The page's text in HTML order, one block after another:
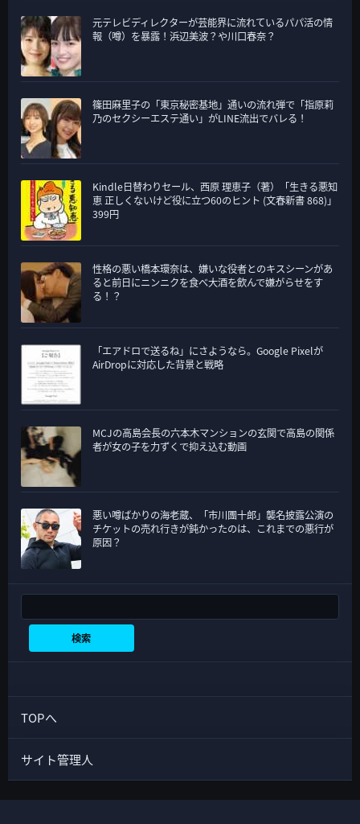
元テレビディレクターが芸能界に流れているパパ活の情
報（噂）を暴露！浜辺美波？や川口春奈？
篠田麻里子の「東京秘密基地」通いの流れ弾で「指原莉
乃のセクシーエステ通い」がLINE流出でバレる！
Kindle日替わりセール、西原 理恵子（著）「生きる悪知
恵 正しくないけど役に立つ60のヒント (文春新書 868)」
399円
性格の悪い橋本環奈は、嫌いな役者とのキスシーンがあ
ると前日にニンニクを食べ大酒を飲んで嫌がらせをす
る！？
「エアドロで送るね」にさようなら。Google Pixelが
AirDropに対応した背景と戦略
MCJの高島会長の六本木マンションの玄関で高島の関係
者が女の子を力ずくで抑え込む動画
悪い噂ばかりの海老蔵、「市川團十郎」襲名披露公演の
チケットの売れ行きが鈍かったのは、これまでの悪行が
原因？
検索
TOPへ
サイト管理人